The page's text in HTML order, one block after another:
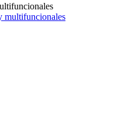
multifuncionales